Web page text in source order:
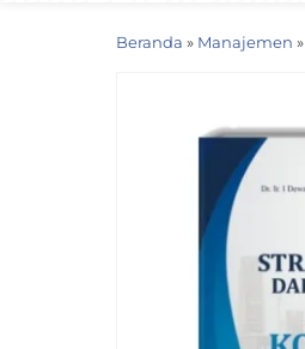
Beranda » Manajemen »